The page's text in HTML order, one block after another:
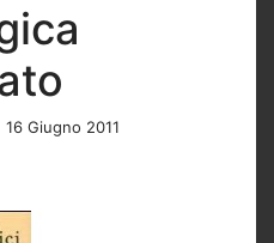
16 Giugno 2011